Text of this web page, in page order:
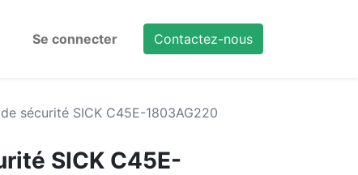
Se connecter Contactez-nous
sécurité SICK C45E-1803AG220
SICK C45E-